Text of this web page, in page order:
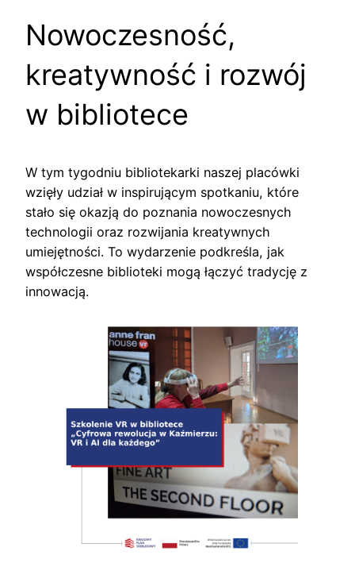
Nowoczesność,
kreatywność i rozwój
w bibliotece
W tym tygodniu bibliotekarki naszej placówki
wzięły udział w inspirującym spotkaniu, które
stało się okazją do poznania nowoczesnych
technologii oraz rozwijania kreatywnych
umiejętności. To wydarzenie podkreśla, jak
współczesne biblioteki mogą łączyć tradycję z
innowacją.